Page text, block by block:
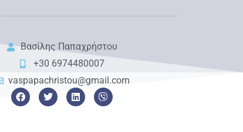
Βασίλης Παπαχρήστου
+30 6974480007
vaspapachristou@gmail.com